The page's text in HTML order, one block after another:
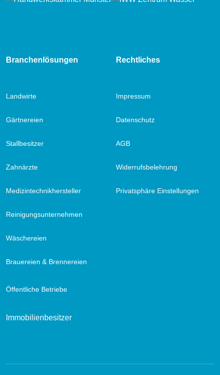
Branchenlösungen
Landwirte
Gärtnereien
Stallbesitzer
Zahnärzte
Medizintechnikhersteller
Reinigungsunternehmen
Wäschereien
Brauereien & Brennereien
Öffentliche Betriebe
Immobilienbesitzer
Rechtliches
Impressum
Datenschutz
AGB
Widerrufsbelehrung
Privatsphäre Einstellungen